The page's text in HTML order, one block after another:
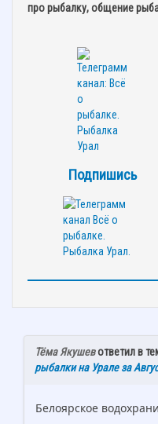
про рыбалку, общение
Подпишись
Тёма Якушевответил в
рыбалки на Урале за
Белоярское